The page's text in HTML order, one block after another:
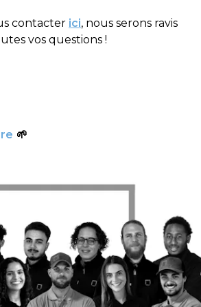
contacter ici, nous serons ravis
vos questions !
🌱